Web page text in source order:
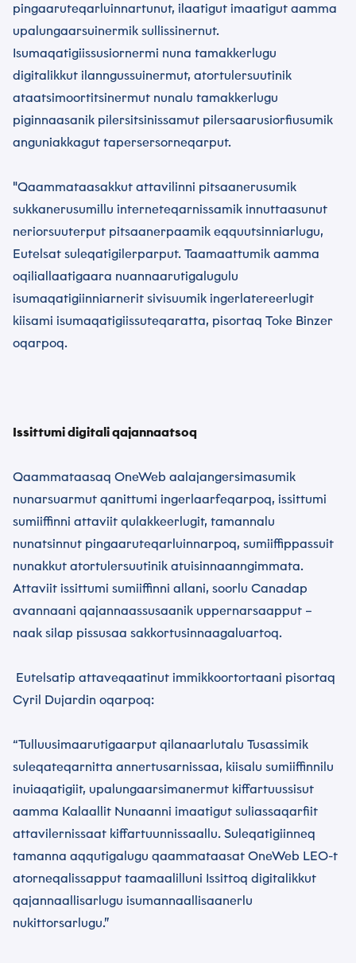
pingaaruteqarluinnartunut, ilaatigut imaatigut aamma
upalungaarsuinermik sullissinernut.
Isumaqatigiissusiornermi nuna tamakkerlugu
digitalikkut ilanngussuinermut, atortulersuutinik
ataatsimoortitsinermut nunalu tamakkerlugu
piginnaasanik pilersitsinissamut pilersaarusiorfiusumik
anguniakkagut tapersersorneqarput.
"Qaammataasakkut attavilinni pitsaanerusumik
sukkanerusumillu interneteqarnissamik innuttaasunut
neriorsuuterput pitsaanerpaamik eqquutsinniarlugu,
Eutelsat suleqatigilerparput. Taamaattumik aamma
oqiliallaatigaara nuannaarutigalugulu
isumaqatigiinniarnerit sivisuumik ingerlatereerlugit
kiisami isumaqatigiissuteqaratta, pisortaq Toke Binzer
oqarpoq.
Issittumi digitali qajannaatsoq
Qaammataasaq OneWeb aalajangersimasumik
nunarsuarmut qanittumi ingerlaarfeqarpoq, issittumi
sumiiffinni attaviit qulakkeerlugit, tamannalu
nunatsinnut pingaaruteqarluinnarpoq, sumiiffippassuit
nunakkut atortulersuutinik atuisinnaanngimmata.
Attaviit issittumi sumiiffinni allani, soorlu Canadap
avannaani qajannaassusaanik uppernarsaapput –
naak silap pissusaa sakkortusinnaagaluartoq.
Eutelsatip attaveqaatinut immikkoortortaani pisortaq
Cyril Dujardin oqarpoq:
“Tulluusimaarutigaarput qilanaarlutalu Tusassimik
suleqateqarnitta annertusarnissaa, kiisalu sumiiffinnilu
inuiaqatigiit, upalungaarsimanermut kiffartuussisut
aamma Kalaallit Nunaanni imaatigut suliassaqarfiit
attavilernissaat kiffartuunnissaallu. Suleqatigiinneq
tamanna aqqutigalugu qaammataasat OneWeb LEO-t
atorneqalissapput taamaalilluni Issittoq digitalikkut
qajannaallisarlugu isumannaallisaanerlu
nukittorsarlugu.”